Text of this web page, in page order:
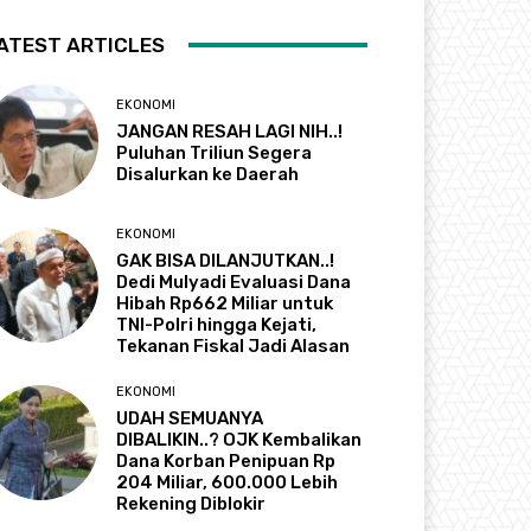
ARTICLES
EKONOMI
JANGAN RESAH LAGI NIH..!
Puluhan Triliun Segera
Disalurkan ke Daerah
EKONOMI
GAK BISA DILANJUTKAN..!
Dedi Mulyadi Evaluasi Dana
Hibah Rp662 Miliar untuk
TNI-Polri hingga Kejati,
Tekanan Fiskal Jadi Alasan
EKONOMI
UDAH SEMUANYA
DIBALIKIN..? OJK Kembalikan
Dana Korban Penipuan Rp
204 Miliar, 600.000 Lebih
Rekening Diblokir